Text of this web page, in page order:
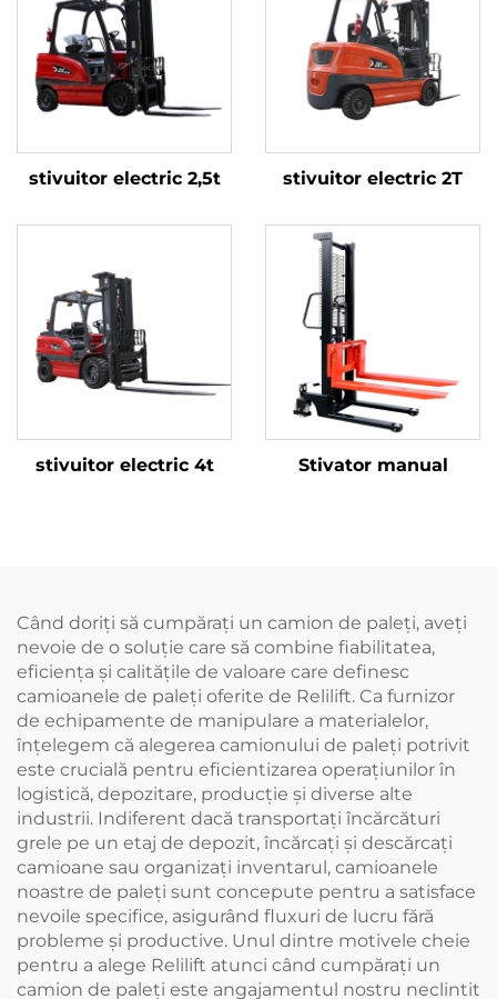
stivuitor electric 2,5t stivuitor electric 2T
stivuitor electric 4t Stivator manual
Când doriţi să cumpăraţi un camion de paleţi, aveţi
nevoie de o soluţie care să combine fiabilitatea,
eficienţa şi calităţile de valoare care definesc
camioanele de paleţi oferite de Relilift. Ca furnizor
de echipamente de manipulare a materialelor,
înțelegem că alegerea camionului de paleți potrivit
este crucială pentru eficientizarea operațiunilor în
logistică, depozitare, producție și diverse alte
industrii. Indiferent dacă transportaţi încărcături
grele pe un etaj de depozit, încărcaţi şi descărcaţi
camioane sau organizaţi inventarul, camioanele
noastre de paleţi sunt concepute pentru a satisface
nevoile specifice, asigurând fluxuri de lucru fără
probleme şi productive. Unul dintre motivele cheie
pentru a alege Relilift atunci când cumpărați un
camion de paleți este angajamentul nostru neclintit